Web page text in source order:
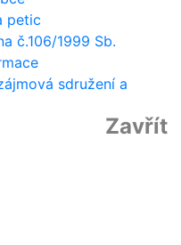
petic
č.106/1999 Sb.
sdružení a
Zavřít